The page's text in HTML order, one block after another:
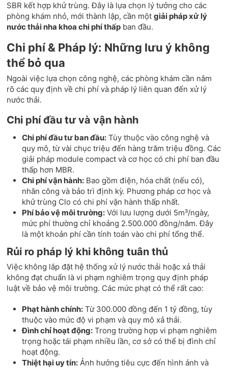
SBR kết hợp khử trùng. Đây là lựa chọn lý tưởng cho các
phòng khám nhỏ, mới thành lập, cần mộtgiải pháp xử lý
nước thải nha khoa chi phí thấp ban đầu.
Chi phí & Pháp lý: Những lưu ý không
thể bỏ qua
Ngoài việc lựa chọn công nghệ, các phòng khám cần nắm
rõ các quy định về chi phí và pháp lý liên quan đến xử lý
nước thải.
Chi phí đầu tư và vận hành
Chi phí đầu tư ban đầu: Tùy thuộc vào công nghệ và
quy mô, từ vài chục triệu đến hàng trăm triệu đồng. Các
giải pháp module compact và cơ học có chi phí ban đầu
thấp hơn MBR.
Chi phí vận hành: Bao gồm điện, hóa chất (nếu có),
nhân công và bảo trì định kỳ. Phương pháp cơ học và
khử trùng Clo có chi phí vận hành thấp nhất.
Phí bảo vệ môi trường: Với lưu lượng dưới 5m³/ngày,
mức phí thường chỉ khoảng 2.500.000 đồng/năm. Đây
là một khoản phí cần tính toán vào chi phí tổng thể.
Rủi ro pháp lý khi không tuân thủ
Việc không lắp đặt hệ thống xử lý nước thải hoặc xả thải
không đạt chuẩn là vi phạm nghiêm trọng quy định pháp
luật về bảo vệ môi trường. Các mức phạt có thể rất cao:
Phạt hành chính: Từ 300.000 đồng đến 1 tỷ đồng, tùy
thuộc vào mức độ vi phạm và quy mô xả thải.
Đình chỉ hoạt động: Trong trường hợp vi phạm nghiêm
trọng hoặc tái phạm nhiều lần, cơ sở có thể bị đình chỉ
hoạt động.
Thiệt hại uy tín: Ảnh hưởng tiêu cực đến hình ảnh và